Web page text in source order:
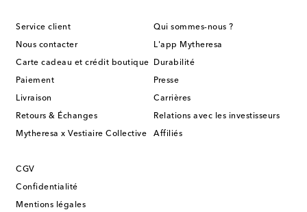
Service client
Nous contacter
Carte cadeau et crédit boutique
Paiement
Livraison
Retours & Échanges
Mytheresa x Vestiaire Collective
Qui sommes-nous ?
L'app Mytheresa
Durabilité
Presse
Carrières
Relations avec les investisseurs
Affiliés
CGV
Confidentialité
Mentions légales